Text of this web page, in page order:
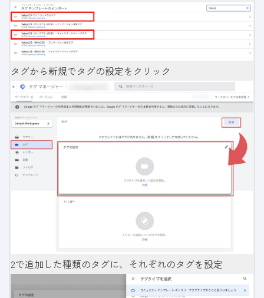
タグから新規でタグの設定をクリック
2で追加した種類のタグに、それぞれのタグを設定